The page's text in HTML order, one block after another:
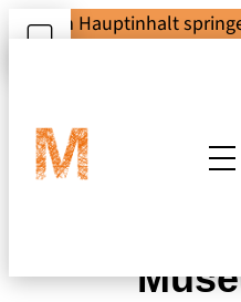
Zum Hauptinhalt